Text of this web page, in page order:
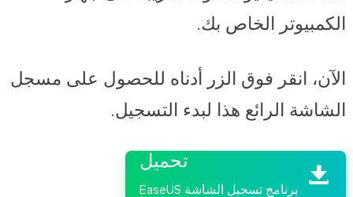
الكمبيوتر الخاص بك.
الآن، انقر فوق الزر أدناه للحصول على مسجل
الشاشة الرائع هذا لبدء التسجيل.


تحميل
برنامج تسجيل الشاشة EaseUS